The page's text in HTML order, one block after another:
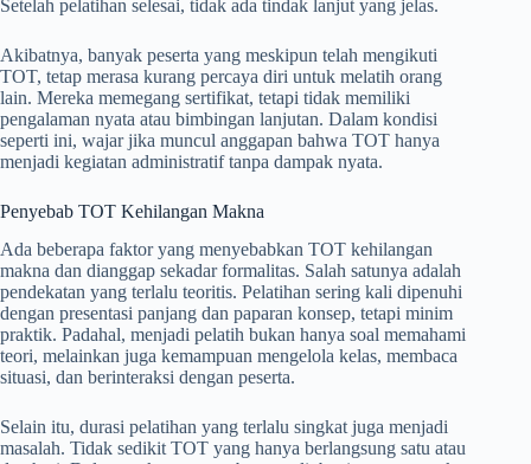
Setelah pelatihan selesai, tidak ada tindak lanjut yang jelas.
Akibatnya, banyak peserta yang meskipun telah mengikuti
TOT, tetap merasa kurang percaya diri untuk melatih orang
lain. Mereka memegang sertifikat, tetapi tidak memiliki
pengalaman nyata atau bimbingan lanjutan. Dalam kondisi
seperti ini, wajar jika muncul anggapan bahwa TOT hanya
menjadi kegiatan administratif tanpa dampak nyata.
Penyebab TOT Kehilangan Makna
Ada beberapa faktor yang menyebabkan TOT kehilangan
makna dan dianggap sekadar formalitas. Salah satunya adalah
pendekatan yang terlalu teoritis. Pelatihan sering kali dipenuhi
dengan presentasi panjang dan paparan konsep, tetapi minim
praktik. Padahal, menjadi pelatih bukan hanya soal memahami
teori, melainkan juga kemampuan mengelola kelas, membaca
situasi, dan berinteraksi dengan peserta.
Selain itu, durasi pelatihan yang terlalu singkat juga menjadi
masalah. Tidak sedikit TOT yang hanya berlangsung satu atau